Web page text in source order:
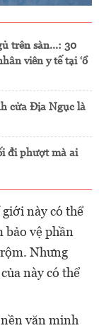
trên sàn...: 30
viên y tế tại ‘ổ
cửa Địa Ngục là
đi phượt mà ai
này có thể
bảo vệ phần
Nhưng
này có thể
văn minh